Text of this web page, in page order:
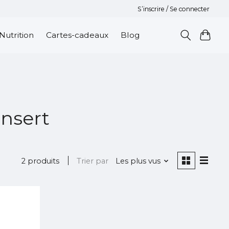
S’inscrire / Se connecter
Cartes-cadeaux Blog
2 produits Trier par Les plus vus